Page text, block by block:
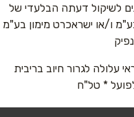
לשיקול דעתה הבלעדי של
ו/או ישראכרט מימון בע"מ
עלולה לגרור חיוב בריבית
לפועל * טל"ח